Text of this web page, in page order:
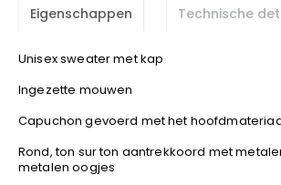
Safety Jogger
Spiro
Stanley/Stella
TowelCity
YOKO
Eigenschappen Technische
Unisex sweater met kap
Ingezette mouwen
Capuchon gevoerd met het
Rond, ton sur ton aantrekkoord met
metalen oogjes